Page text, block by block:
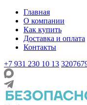
Главная
О компании
Как купить
Доставка и оплата
Контакты
+7 931 230 10 13